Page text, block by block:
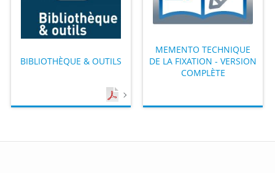
BIBLIOTHÈQUE & OUTILS
MEMENTO TECHNIQUE
DE LA FIXATION - VERSION
COMPLÈTE